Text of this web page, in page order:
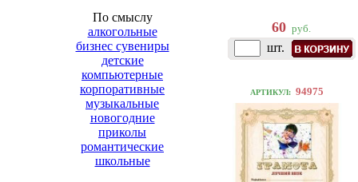
По смыслу
алкогольные
бизнес сувениры
детские
компьютерные
корпоративные
музыкальные
новогодние
приколы
романтические
школьные
60 руб.
шт.
АРТИКУЛ: 94975